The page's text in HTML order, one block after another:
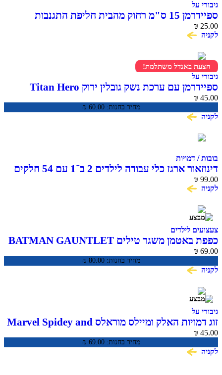
גיבורי על
ספיידרמן 15 ס"מ רחוק מהבית חליפת התגנבות
SPIDER MAN
₪ 25.00
לקניה
הצעת באנדל משתלמת!
גיבורי על
ספיידרמן עם ערכת נשק גובלין ירוק Titan Hero
Series
מחיר בחנות: ₪ 60.00
₪ 45.00
לקניה
בובות / דמויות
דינוזאור ארגז כלי עבודה לילדים 2 ב־1 עם 54 חלקים
₪ 99.00
לקניה
צעצועים לילדים
כפפת באטמן משגר טילים BATMAN GAUNTLET
מחיר בחנות: ₪ 80.00
₪ 69.00
לקניה
גיבורי על
זוג דמויות האלק ומיילס מוראלס Marvel Spidey and
His Amazing Friends
מחיר בחנות: ₪ 69.00
₪ 45.00
לקניה